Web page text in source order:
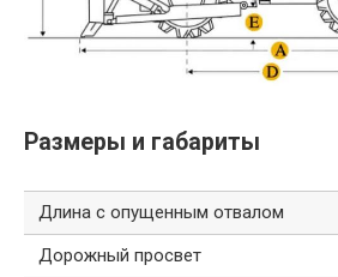
Размеры и габариты
Длина с опущенным отвалом
Дорожный просвет